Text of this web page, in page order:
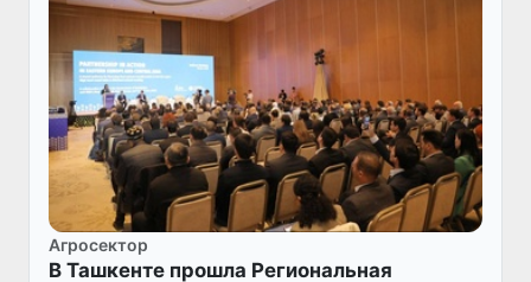
Агросектор
В Ташкенте прошла Региональная